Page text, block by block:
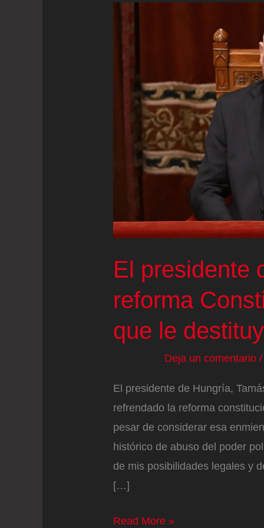
El presidente
reforma
que le
Deja un comentario /
El presidente de Hungría,
refrendado la reforma
pesar de considerar esa
histórico de abuso del poder
de mis posibilidades legales y
[…]
El
Read More »